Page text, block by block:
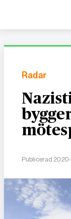
Radar
Publicerad